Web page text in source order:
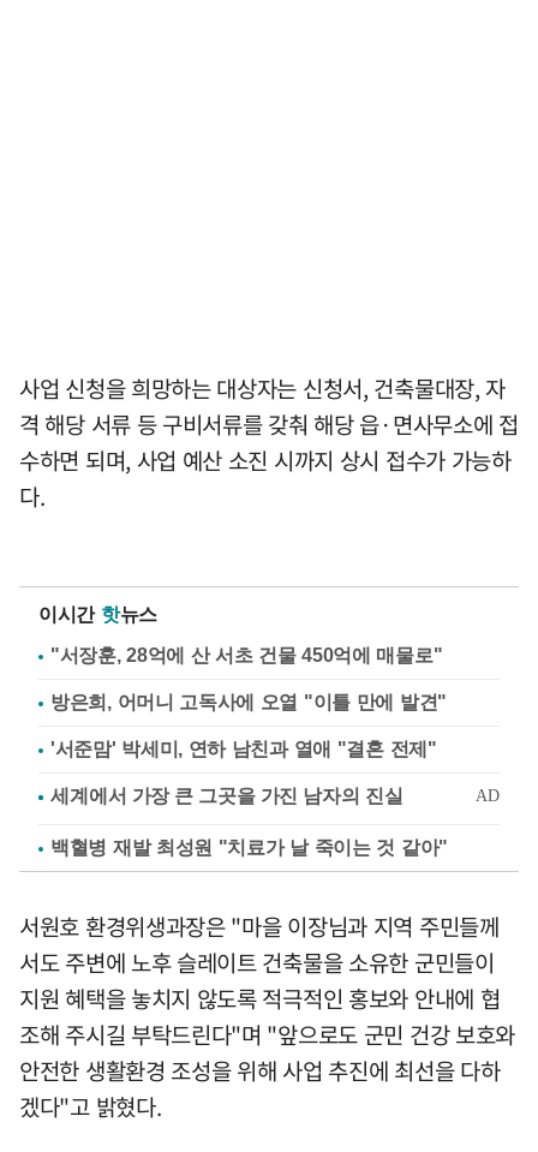
사업 신청을 희망하는 대상자는 신청서, 건축물대장, 자
격 해당 서류 등 구비서류를 갖춰 해당 읍·면사무소에 접
수하면 되며, 사업 예산 소진 시까지 상시 접수가 가능하
다.
이시간 핫뉴스
"서장훈, 28억에 산 서초 건물 450억에 매물로"
방은희, 어머니 고독사에 오열 "이틀 만에 발견"
'서준맘' 박세미, 연하 남친과 열애 "결혼 전제"
백혈병 재발 최성원 "치료가 날 죽이는 것 같아"
서원호 환경위생과장은 "마을 이장님과 지역 주민들께
서도 주변에 노후 슬레이트 건축물을 소유한 군민들이
지원 혜택을 놓치지 않도록 적극적인 홍보와 안내에 협
조해 주시길 부탁드린다"며 "앞으로도 군민 건강 보호와
안전한 생활환경 조성을 위해 사업 추진에 최선을 다하
겠다"고 밝혔다.